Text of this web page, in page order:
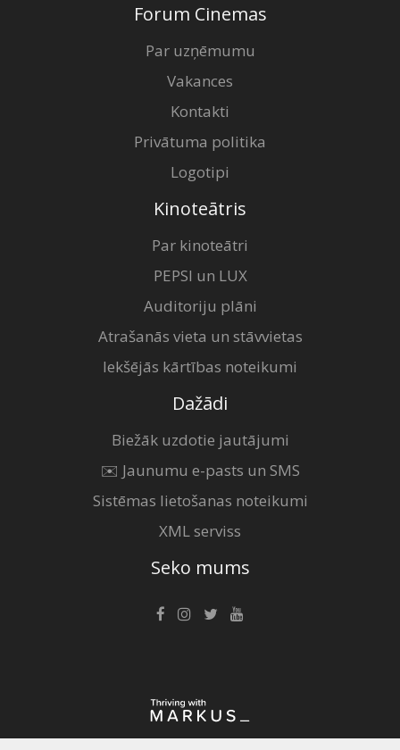
Forum Cinemas
Par uzņēmumu
Vakances
Kontakti
Privātuma politika
Logotipi
Kinoteātris
Par kinoteātri
PEPSI un LUX
Auditoriju plāni
Atrašanās vieta un stāvvietas
Iekšējās kārtības noteikumi
Dažādi
Biežāk uzdotie jautājumi
✉️ Jaunumu e-pasts un SMS
Sistēmas lietošanas noteikumi
XML serviss
Seko mums